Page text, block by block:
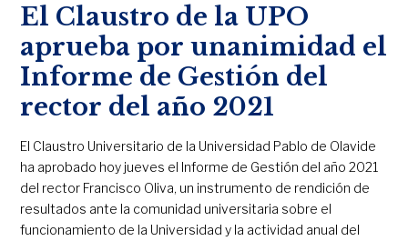
El Claustro de la UPO
aprueba por unanimidad el
Informe de Gestión del
rector del año 2021
El Claustro Universitario de la Universidad Pablo de Olavide
ha aprobado hoy jueves el Informe de Gestión del año 2021
del rector Francisco Oliva, un instrumento de rendición de
resultados ante la comunidad universitaria sobre el
funcionamiento de la Universidad y la actividad anual del